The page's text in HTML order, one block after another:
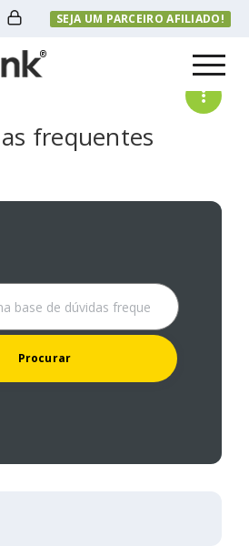
SEJA UM PARCEIRO AFILIADO!
Menu
frequentes